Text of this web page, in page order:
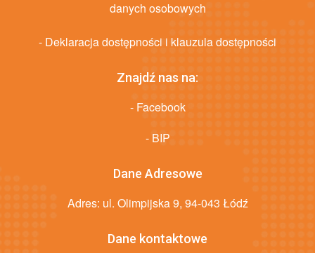
danych osobowych
- Deklaracja dostępności i klauzula dostępności
Znajdź nas na:
- Facebook
- BIP
Dane Adresowe
Adres: ul. Olimpijska 9, 94-043 Łódź
Dane kontaktowe